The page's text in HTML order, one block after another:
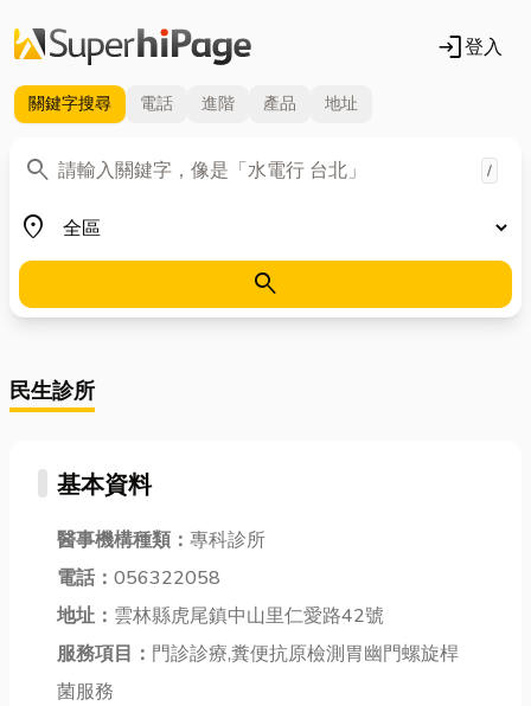
login登入
關鍵字搜尋 電話 進階 產品 地址
search
關鍵字 /
place
地區
search
民生診所
基本資料
醫事機構種類： 專科診所
電話： 056322058
地址： 雲林縣虎尾鎮中山里仁愛路42號
服務項目： 門診診療,糞便抗原檢測胃幽門螺旋桿
菌服務